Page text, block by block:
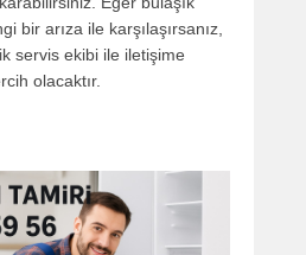
bir arıza ile karşılaşırsanız,
servis ekibi ile iletişime
olacaktır.